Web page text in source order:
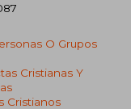
O Grupos
Cristianas Y
Cristianos